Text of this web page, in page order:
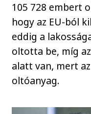
105 728 embert
hogy az EU-ból
eddig a
oltotta be, míg
alatt van, mert
oltóanyag.